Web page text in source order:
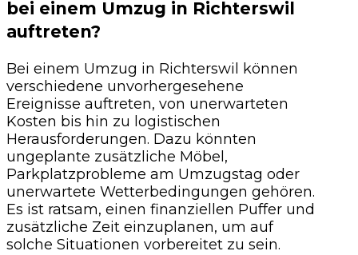
bei einem Umzug in Richterswil
auftreten?
Bei einem Umzug in Richterswil können
verschiedene unvorhergesehene
Ereignisse auftreten, von unerwarteten
Kosten bis hin zu logistischen
Herausforderungen. Dazu könnten
ungeplante zusätzliche Möbel,
Parkplatzprobleme am Umzugstag oder
unerwartete Wetterbedingungen gehören.
Es ist ratsam, einen finanziellen Puffer und
zusätzliche Zeit einzuplanen, um auf
solche Situationen vorbereitet zu sein.